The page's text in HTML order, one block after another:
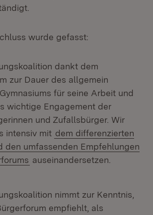
wurde gefasst:
dankt dem
zur Dauer des allgemein
für seine Arbeit und
wichtige Engagement der
und Zufallsbürger. Wir
intensiv mit dem differenzierten
den umfassenden Empfehlungen
auseinandersetzen.
nimmt zur Kenntnis,
empfiehlt, als